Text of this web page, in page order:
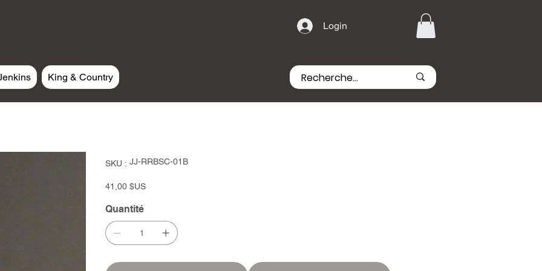
Login
King & Country
SKU :
SKU
JJ-
JJ-RRBSC-01B
Prix
41,00 $US
Quantité